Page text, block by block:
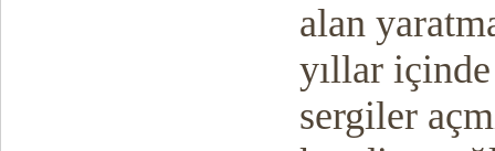
alan
yıllar
sergiler